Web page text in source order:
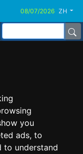
you
ads, to
to understand
ZH